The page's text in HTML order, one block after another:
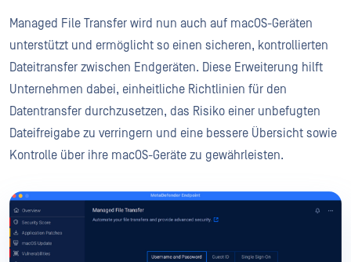
Managed File Transfer wird nun auch auf macOS-Geräten
unterstützt und ermöglicht so einen sicheren, kontrollierten
Dateitransfer zwischen Endgeräten. Diese Erweiterung hilft
Unternehmen dabei, einheitliche Richtlinien für den
Datentransfer durchzusetzen, das Risiko einer unbefugten
Dateifreigabe zu verringern und eine bessere Übersicht sowie
Kontrolle über ihre macOS-Geräte zu gewährleisten.